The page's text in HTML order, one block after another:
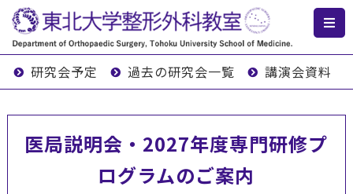
研究会予定 過去の研究会一覧 講演会資料
医局説明会・2027年度専門研修プ
ログラムのご案内